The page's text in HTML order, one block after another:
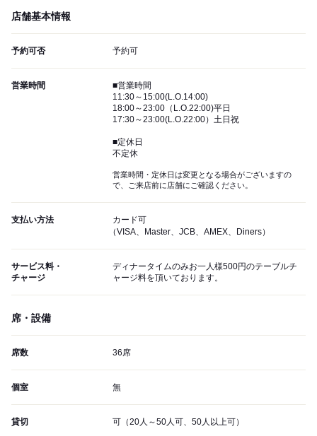
店舗基本情報
予約可否 予約可
営業時間
■営業時間
11:30～15:00(L.O.14:00)
18:00～23:00（L.O.22:00)平日
17:30～23:00(L.O.22:00）土日祝
■定休日
不定休
営業時間・定休日は変更となる場合がございますの
で、ご来店前に店舗にご確認ください。
支払い方法
カード可
（VISA、Master、JCB、AMEX、Diners）
サービス料・
チャージ
ディナータイムのみお一人様500円のテーブルチ
ャージ料を頂いております。
席・設備
席数 36席
個室 無
貸切 可（20人～50人可、50人以上可）